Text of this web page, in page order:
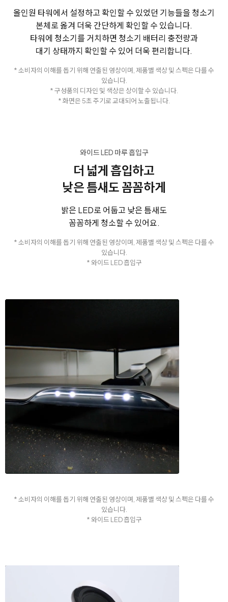
올인원 타워에서 설정하고 확인할 수 있었던 기능들을 청소기
본체로 옮겨 더욱 간단하게 확인할 수 있습니다.
타워에 청소기를 거치하면 청소기 배터리 충전량과
대기 상태까지 확인할 수 있어 더욱 편리합니다.
* 소비자의 이해를 돕기 위해 연출된 영상이며, 제품별 색상 및 스펙은 다를 수
있습니다.
* 구성품의 디자인 및 색상은 상이할 수 있습니다.
* 화면은 5초 주기로 교대되어 노출됩니다.
와이드 LED 마루 흡입구
더 넓게 흡입하고
낮은 틈새도 꼼꼼하게
밝은 LED로 어둡고 낮은 틈새도
꼼꼼하게 청소할 수 있어요.
* 소비자의 이해를 돕기 위해 연출된 영상이며, 제품별 색상 및 스펙은 다를 수
있습니다.
* 와이드 LED 흡입구
* 소비자의 이해를 돕기 위해 연출된 영상이며, 제품별 색상 및 스펙은 다를 수
있습니다.
* 와이드 LED 흡입구